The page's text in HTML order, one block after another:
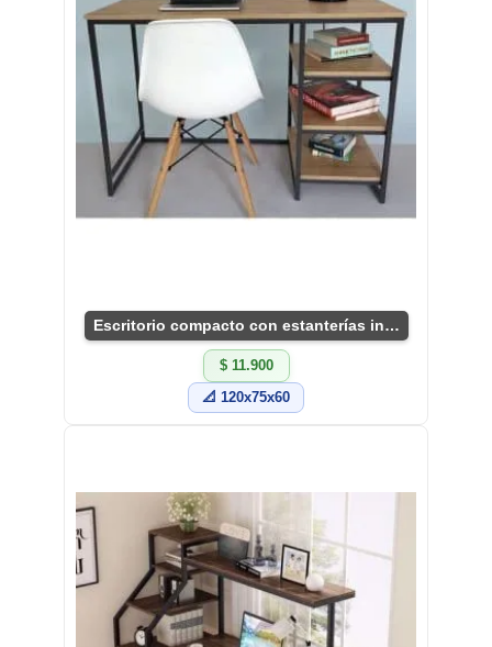
Escritorio compacto con estanterías integradas
$ 11.900
📐 120x75x60